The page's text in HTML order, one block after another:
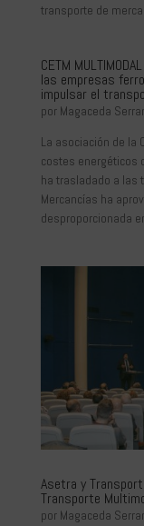
transporte de
CETM
las empresas
impulsar el
por Magaceda
La asociación de la
costes energéticos
ha trasladado a las
Mercancías ha
desproporcionada
Asetra y
Transporte
por Magaceda